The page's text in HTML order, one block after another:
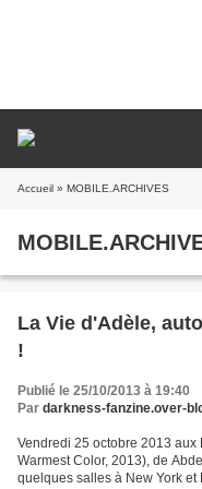
Accueil » MOBILE.ARCHIVES
La Vie d'Adèle,
!
Publié le 25/10/2013 à 19:40
Par darkness-fanzine.over-
Vendredi 25 octobre 2013 aux
Warmest Color, 2013), de
quelques salles à New York